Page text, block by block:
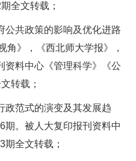
期全文转载；
公共政策的影响及优化进路
》，《西北师大学报》，
资料中心《管理科学》《公
转载；
政范式的演变及其发展趋
6期。 被人大复印报刊资料中
3期全文转载；